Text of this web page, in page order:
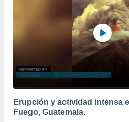
Erupción y actividad intensa
Fuego, Guatemala.